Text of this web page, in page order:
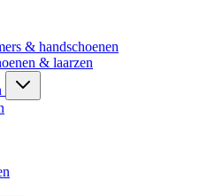
& handschoenen
& laarzen